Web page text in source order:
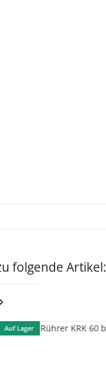
folgende Artikel:
Auf Lager